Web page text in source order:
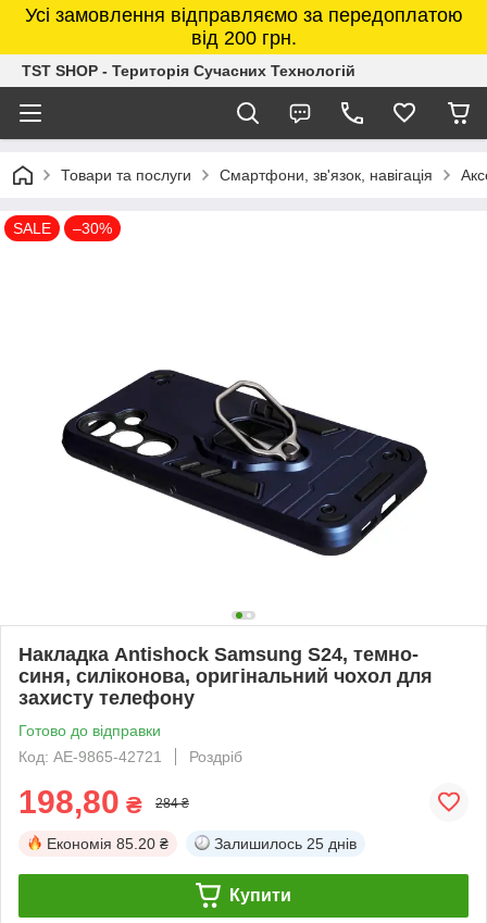
Усі замовлення відправляємо за передоплатою
від 200 грн.
TST SHOP - Територія Сучасних Технологій
Товари та послуги Смартфони, зв'язок, навігація
SALE –30%
Накладка Antishock Samsung S24, темно-
синя, силіконова, оригінальний чохол для
захисту телефону
Готово до відправки
Код: AE-9865-42721
Роздріб
198,80 ₴ 284 ₴
Економія 85.20 ₴ Залишилось 25 днів
Купити